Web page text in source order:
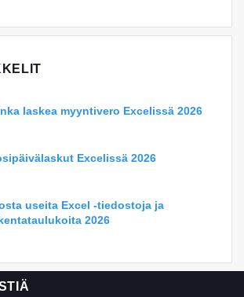
laskea myyntivero Excelissä 2026
Excelissä 2026
useita Excel -tiedostoja ja
2026